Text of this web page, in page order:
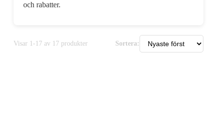
och rabatter.
Visar 1-17 av 17 produkter Sortera: